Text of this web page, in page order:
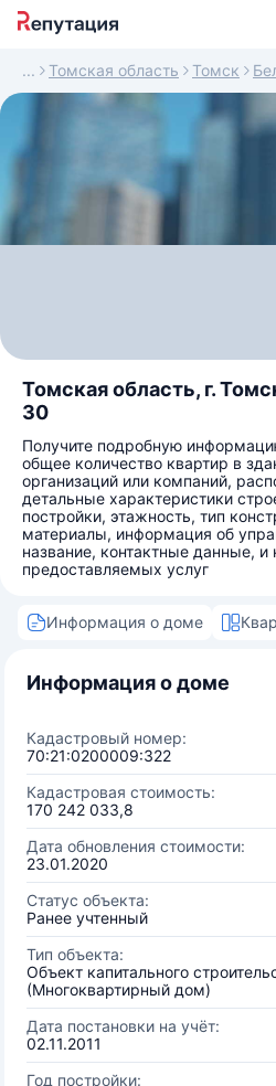
Томская область Томск
Томская область, г.
30
Получите подробную
общее количество квартир в
организаций или компаний,
детальные характеристики
постройки, этажность, тип
материалы, информация об
название, контактные данные, и
предоставляемых услуг
Информация о доме
Информация о доме
Кадастровый номер:
70:21:0200009:322
Кадастровая стоимость:
170 242 033,8
Дата обновления стоимости:
23.01.2020
Статус объекта:
Ранее учтенный
Тип объекта:
Объект капитального
(Многоквартирный дом)
Дата постановки на учёт:
02.11.2011
Год постройки: